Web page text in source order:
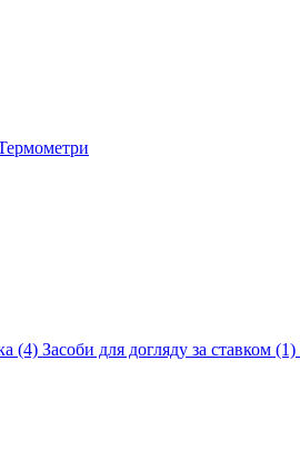
(4) Засоби для догляду за ставком (1)